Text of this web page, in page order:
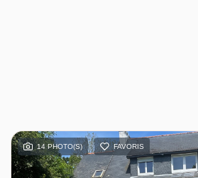
14 PHOTO(S) FAVORIS